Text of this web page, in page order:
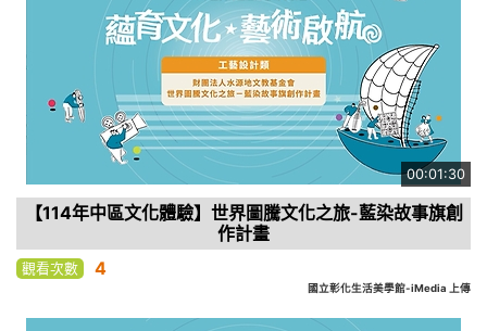
00:01:30
【114年中區文化體驗】世界圖騰文化之旅-藍染故事旗創
作計畫
觀看次數 4
國立彰化生活美學館-iMedia 上傳